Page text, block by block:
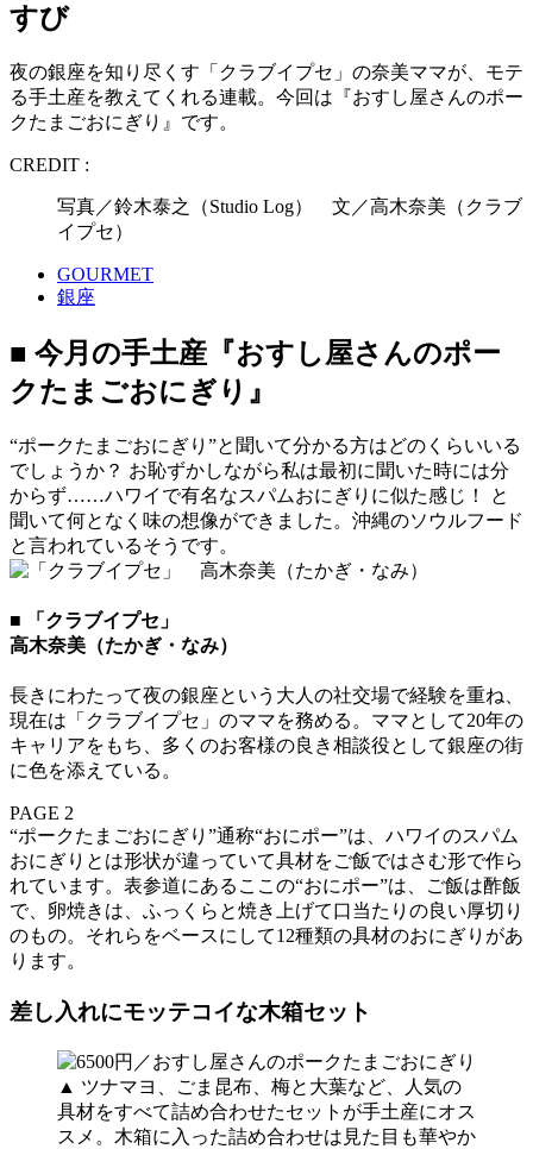
すび
夜の銀座を知り尽くす「クラブイプセ」の奈美ママが、モテ
る手土産を教えてくれる連載。今回は『おすし屋さんのポー
クたまごおにぎり』です。
CREDIT :
写真／鈴木泰之（Studio Log） 文／高木奈美（クラブ
イプセ）
GOURMET
銀座
■ 今月の手土産『おすし屋さんのポー
クたまごおにぎり』
“ポークたまごおにぎり”と聞いて分かる方はどのくらいいる
でしょうか？ お恥ずかしながら私は最初に聞いた時には分
からず……ハワイで有名なスパムおにぎりに似た感じ！ と
聞いて何となく味の想像ができました。沖縄のソウルフード
と言われているそうです。
■ 「クラブイプセ」
高木奈美（たかぎ・なみ）
長きにわたって夜の銀座という大人の社交場で経験を重ね、
現在は「クラブイプセ」のママを務める。ママとして20年の
キャリアをもち、多くのお客様の良き相談役として銀座の街
に色を添えている。
PAGE 2
“ポークたまごおにぎり”通称“おにポー”は、ハワイのスパム
おにぎりとは形状が違っていて具材をご飯ではさむ形で作ら
れています。表参道にあるここの“おにポー”は、ご飯は酢飯
で、卵焼きは、ふっくらと焼き上げて口当たりの良い厚切り
のもの。それらをベースにして12種類の具材のおにぎりがあ
ります。
差し入れにモッテコイな木箱セット
▲ ツナマヨ、ごま昆布、梅と大葉など、人気の
具材をすべて詰め合わせたセットが手土産にオス
スメ。木箱に入った詰め合わせは見た目も華やか